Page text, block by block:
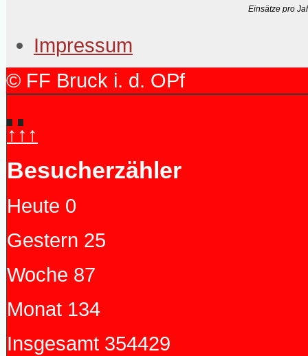
Einsätze pro
Impressum
© FF Bruck i. d. OPf
↑↑↑
Besucherzähler
Heute 0
Gestern 25
Woche 87
Monat 134
Insgesamt 354429